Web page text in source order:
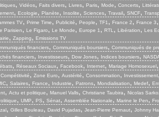
, Vidéos, Faits divers, Livres, Paris, Mode, Concerts,
, Ecologie, Planète, Insolite, Sciences, Travail, SNCF,
TV, Prime Time, Publicité, People, TF1 , France 2, France 3,
Parisien, Le Figaro, Le Monde, Europe 1 , RTL , Libération, Les
, Zapping, Emissions TV
financiers, Communiqués boursiers, Communiqués de
financiers, Investisseurs, Dow Jones, Indices boursiers,
, Réseaux Sociaux, Facebook, Internet, Mariage Homosexuel,
Compétitivité, Zone Euro, Austérité, Consommation, Investissement,
, Salaires, France, Industrie, Patrons, Mondialisation, Medef,
, Actu et politique, Manuel Valls, Christiane Taubira, Nicolas
, UMP, PS, Sénat, Assemblée Nationale, Marine le Pen,
, Gilles Bouleau, David Pujadas, Jean-Pierre Pernaut, Johnny